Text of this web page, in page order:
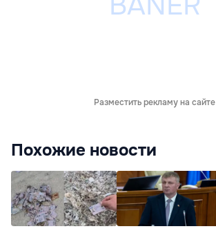
Разместить рекламу на сайте
Похожие новости